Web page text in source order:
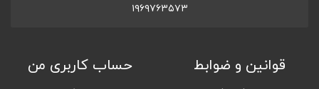
۱۹۶۹۷۶۳۵۷۳
قوانین و ضوابط حساب کاربری من